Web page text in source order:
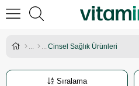
Cinsel Sağlık Ürünleri
Sıralama